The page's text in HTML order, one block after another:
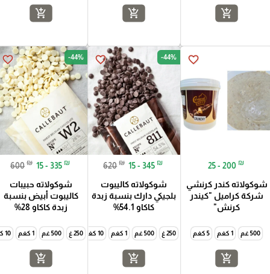
add_shopping_cart
add_shopping_cart
add_shopping_cart
favorite_border
25 - 200 ₪
شوكولاته كندر كرنشي
شركة كراميل "كيندر
كرنش"
500 غم 1 كغم 5 كغم
add_shopping_cart
favorite_border -44%
620 ₪ 15 - 345 ₪
شوكولاته كاليبوت
بلجيكي دارك بنسبة زبدة
كاكاو 54.1%
250 غ 500 غم 1 كغم 10 كغم
add_shopping_cart
favorite_border -44%
600 ₪ 15 - 335 ₪
شوكولاته حبيبات
كاليبوت أبيض بنسبة
زبدة كاكاو 28%
250 غ 500 غم 1 كغم 10 كغم
add_shopping_cart